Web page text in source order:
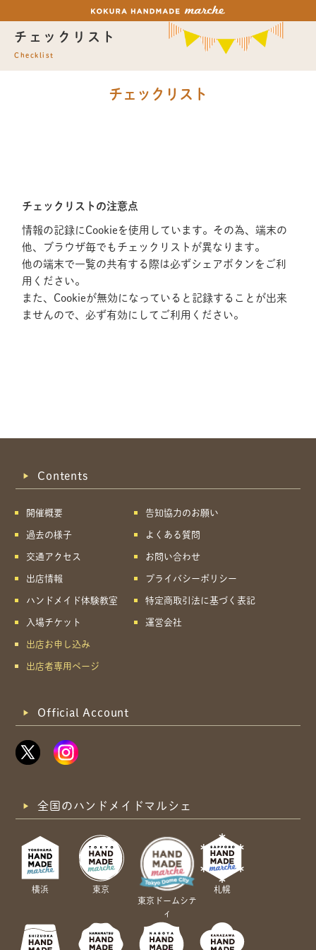
チェックリスト
Checklist
チェックリスト
チェックリストの注意点
情報の記録にCookieを使用しています。その為、端末の
他、ブラウザ毎でもチェックリストが異なります。
他の端末で一覧の共有する際は必ずシェアボタンをご利
用ください。
また、Cookieが無効になっていると記録することが出来
ませんので、必ず有効にしてご利用ください。
共有方法を選択
Contents
開催概要
過去の様子
交通アクセス
出店情報
ハンドメイド体験教室
入場チケット
出店お申し込み
出店者専用ページ
告知協力のお願い
よくある質問
お問い合わせ
プライバシーポリシー
特定商取引法に基づく表記
運営会社
Official Account
全国のハンドメイドマルシェ
横浜
東京
東京ドームシテ
ィ
札幌